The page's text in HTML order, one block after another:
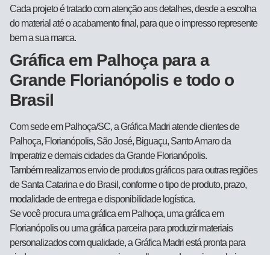
Cada projeto é tratado com atenção aos detalhes, desde a escolha
do material até o acabamento final, para que o impresso represente
bem a sua marca.
Gráfica em Palhoça para a
Grande Florianópolis e todo o
Brasil
Com sede em Palhoça/SC, a Gráfica Madri atende clientes de
Palhoça, Florianópolis, São José, Biguaçu, Santo Amaro da
Imperatriz e demais cidades da Grande Florianópolis.
Também realizamos envio de produtos gráficos para outras regiões
de Santa Catarina e do Brasil, conforme o tipo de produto, prazo,
modalidade de entrega e disponibilidade logística.
Se você procura uma gráfica em Palhoça, uma gráfica em
Florianópolis ou uma gráfica parceira para produzir materiais
personalizados com qualidade, a Gráfica Madri está pronta para